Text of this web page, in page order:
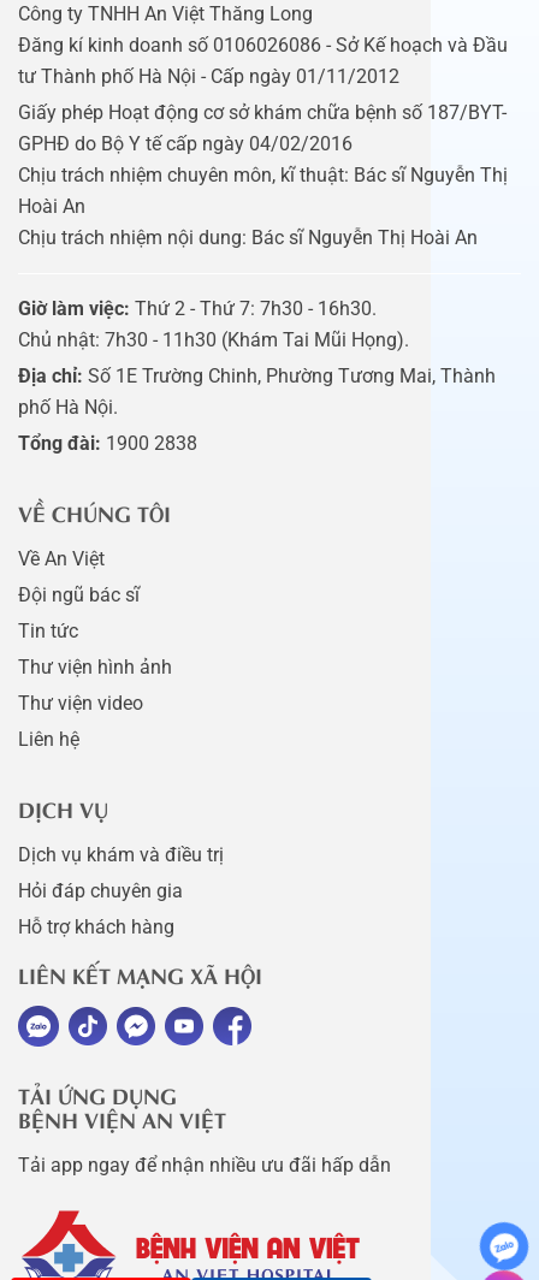
Công ty TNHH An Việt Thăng Long
Đăng kí kinh doanh số 0106026086 - Sở Kế hoạch và Đầu
tư Thành phố Hà Nội - Cấp ngày 01/11/2012
Giấy phép Hoạt động cơ sở khám chữa bệnh số 187/BYT-
GPHĐ do Bộ Y tế cấp ngày 04/02/2016
Chịu trách nhiệm chuyên môn, kĩ thuật: Bác sĩ Nguyễn Thị
Hoài An
Chịu trách nhiệm nội dung: Bác sĩ Nguyễn Thị Hoài An
Giờ làm việc: Thứ 2 - Thứ 7: 7h30 - 16h30.
Chủ nhật: 7h30 - 11h30 (Khám Tai Mũi Họng).
Địa chỉ: Số 1E Trường Chinh, Phường Tương Mai, Thành
phố Hà Nội.
Tổng đài: 1900 2838
VỀ CHÚNG TÔI
Về An Việt
Đội ngũ bác sĩ
Tin tức
Thư viện hình ảnh
Thư viện video
Liên hệ
DỊCH VỤ
Dịch vụ khám và điều trị
Hỏi đáp chuyên gia
Hỗ trợ khách hàng
LIÊN KẾT MẠNG XÃ HỘI
TẢI ỨNG DỤNG
BỆNH VIỆN AN VIỆT
Tải app ngay để nhận nhiều ưu đãi hấp dẫn